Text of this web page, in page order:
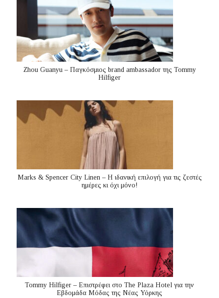
Zhou Guanyu – Παγκόσμιος brand ambassador της Tommy
Hilfiger
Marks & Spencer City Linen – Η ιδανική επιλογή για τις ζεστές
ημέρες κι όχι μόνο!
Tommy Hilfiger – Επιστρέφει στο The Plaza Hotel για την
Εβδομάδα Μόδας της Νέας Υόρκης